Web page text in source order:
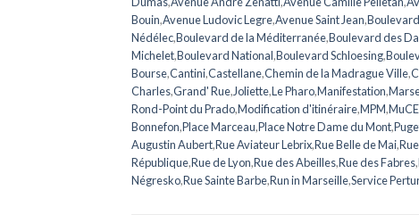
Bouin,Avenue Ludovic Legre,Avenue Saint Jean,
Nédélec,Boulevard de la Méditerranée,Boulevard des
Michelet,Boulevard National,Boulevard Schloesing,
Bourse,Cantini,Castellane,Chemin de la Madrague Ville,
Charles,Grand' Rue,Joliette,Le Pharo,Manifestation,
Rond-Point du Prado,Modification d'itinéraire,MPM,
Bonnefon,Place Marceau,Place Notre Dame du Mont,
Augustin Aubert,Rue Aviateur Lebrix,Rue Belle de Mai,
République,Rue de Lyon,Rue des Abeilles,Rue des Fabres,
Négresko,Rue Sainte Barbe,Run in Marseille,Service